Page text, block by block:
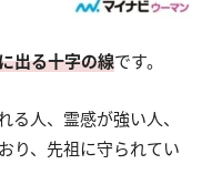
出る十字の線です。
人、霊感が強い人、
り、先祖に守られてい